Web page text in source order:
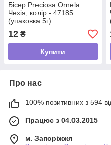
Бісер Preciosa Ornela
Чехія, колір - 47185
(упаковка 5г)
12 ₴
Купити
Про нас
100% позитивних з 594
Працює з 04.03.2015
м. Запоріжжя